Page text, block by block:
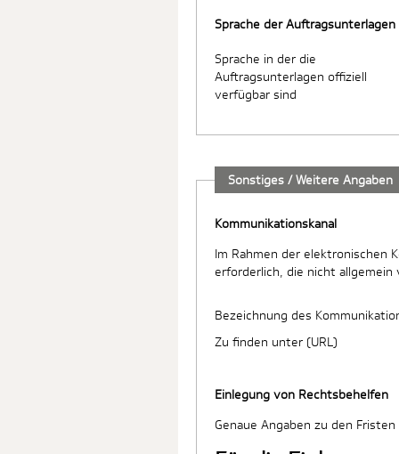
Sprache der Auftragsunterlagen
Sprache in der die
Auftragsunterlagen offiziell
verfügbar sind
Sonstiges / Weitere Angaben
Kommunikationskanal
Im Rahmen der elektronischen
erforderlich, die nicht allgemein
Bezeichnung des
Zu finden unter (URL)
Einlegung von Rechtsbehelfen
Genaue Angaben zu den